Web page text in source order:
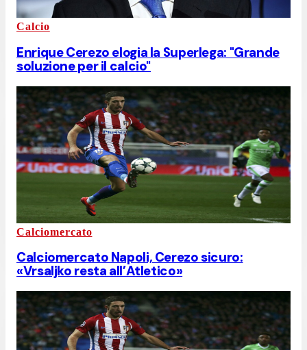
Calcio
Enrique Cerezo elogia la Superlega: "Grande
soluzione per il calcio"
Calciomercato
Calciomercato Napoli, Cerezo sicuro:
«Vrsaljko resta all’Atletico»